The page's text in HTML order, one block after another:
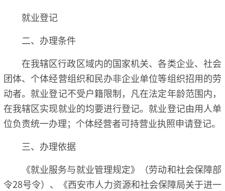
就业登记
二、办理条件
在我辖区行政区域内的国家机关、各类企业、社会
团体、个体经营组织和民办非企业单位等组织招用的劳
动者。就业登记不受户籍限制，凡在法定年龄范围内，
在我辖区实现就业的均要进行登记。就业登记由用人单
位负责统一办理；个体经营者可持营业执照申请登记。
三、办理依据
《就业服务与就业管理规定》（劳动和社会保障部
令28号令）、《西安市人力资源和社会保障局关于进一